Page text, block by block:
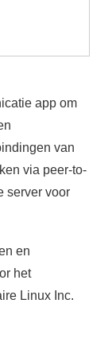
app om
van
via peer-to-
server voor
en
het
Linux Inc.